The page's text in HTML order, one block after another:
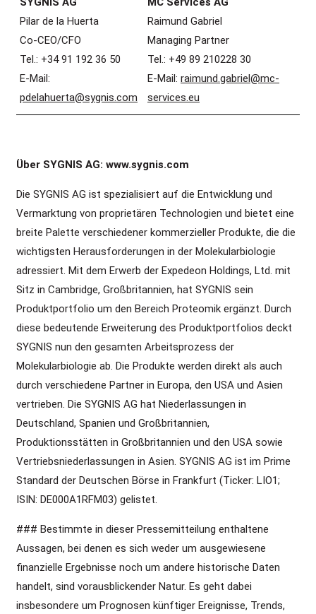
Pilar de la Huerta
Co-CEO/CFO
Tel.: +34 91 192 36 50
E-Mail:
pdelahuerta@sygnis.com
Raimund Gabriel
Managing Partner
Tel.: +49 89 210228 30
E-Mail: raimund.gabriel@mc-
services.eu
Über SYGNIS AG: www.sygnis.com
Die SYGNIS AG ist spezialisiert auf die Entwicklung und
Vermarktung von proprietären Technologien und bietet eine
breite Palette verschiedener kommerzieller Produkte, die die
wichtigsten Herausforderungen in der Molekularbiologie
adressiert. Mit dem Erwerb der Expedeon Holdings, Ltd. mit
Sitz in Cambridge, Großbritannien, hat SYGNIS sein
Produktportfolio um den Bereich Proteomik ergänzt. Durch
diese bedeutende Erweiterung des Produktportfolios deckt
SYGNIS nun den gesamten Arbeitsprozess der
Molekularbiologie ab. Die Produkte werden direkt als auch
durch verschiedene Partner in Europa, den USA und Asien
vertrieben. Die SYGNIS AG hat Niederlassungen in
Deutschland, Spanien und Großbritannien,
Produktionsstätten in Großbritannien und den USA sowie
Vertriebsniederlassungen in Asien. SYGNIS AG ist im Prime
Standard der Deutschen Börse in Frankfurt (Ticker: LIO1;
ISIN: DE000A1RFM03) gelistet.
### Bestimmte in dieser Pressemitteilung enthaltene
Aussagen, bei denen es sich weder um ausgewiesene
finanzielle Ergebnisse noch um andere historische Daten
handelt, sind vorausblickender Natur. Es geht dabei
insbesondere um Prognosen künftiger Ereignisse, Trends,